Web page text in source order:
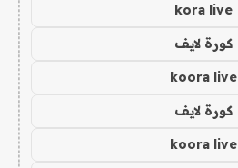
kora live
كورة لايف
koora live
كورة لايف
koora live